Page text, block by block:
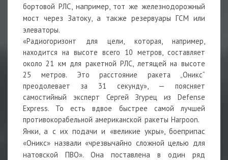
бортовой РЛС, например, тот же железнодорожный
мост через Затоку, а также резервуары ГСМ или
элеваторы.
«Радиогоризонт для цели, которая, например,
находится на высоте всего 10 метров, составляет
около 21 км для ракетной РЛС, летящей на высоте
25 метров. Это расстояние ракета „Оникс“
преодолевает за 31 секунду», — поясняет
самостийный эксперт Сергей Згурец из Defense
Express. То есть вдвое быстрее самой лучшей
противокорабельной американской ракеты Harpoon.
Янки, а с их подачи и «великие укры», боеприпас
«Оникс» назвали «чрезвычайно сложной целью для
натовской ПВО». Она поставлена в один ряд